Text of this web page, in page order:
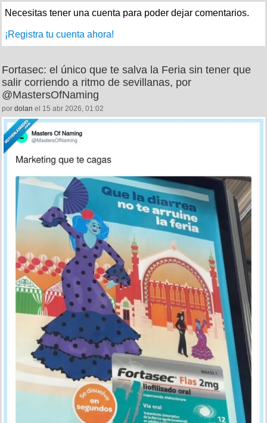
Necesitas tener una cuenta para poder dejar comentarios.
¡Registra tu cuenta ahora!
Fortasec: el único que te salva la Feria sin tener que
salir corriendo a ritmo de sevillanas, por
@MastersOfNaming
por dolan el 15 abr 2026, 01:02